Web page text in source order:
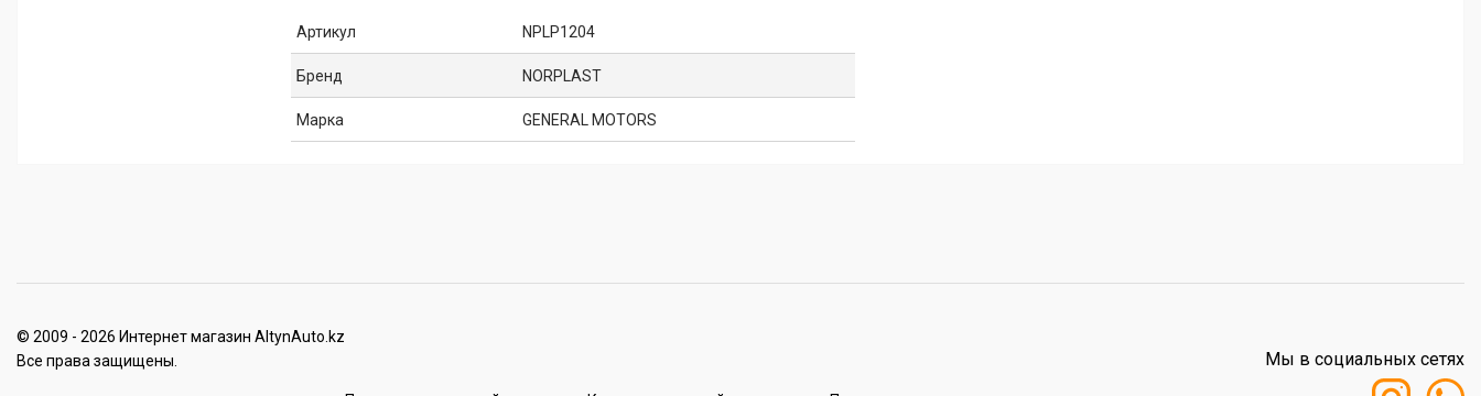
Артикул NPLP1204
Бренд NORPLAST
Марка GENERAL MOTORS
© 2009 - 2026 Интернет магазин AltynAuto.kz
Все права защищены.
Мы в социальных сетях